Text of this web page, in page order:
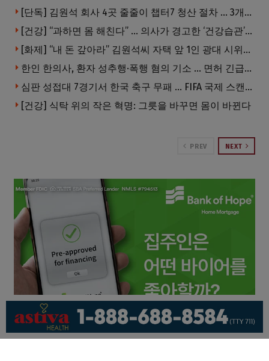
[단독] 김원석 회사 4곳 줄줄이 챕터7 청산 절차 … 3개 법인 같은 날 동시 파산 신청
[건강] “과하면 몸 해친다” … 의사가 경고한 ‘건강습관’ 5가지
[화제] “내 돈 갚아라” 김원석씨 자택 앞 1인 광대 시위 … 한인 투자사, “108만 달러 못받아”
한인 한의사, 환자 성추행·폭행 혐의 기소 … 면허 긴급정지
심판 성접대 7경기서 한국 축구 무패 … FIFA 국제 스캔들 번지나
[건강] 식탁 위의 작은 혁명: 그릇을 바꾸면 몸이 바뀐다
PREV NEXT